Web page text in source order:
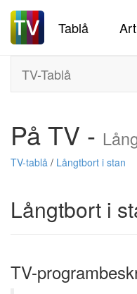
Tablå
TV-Tablå
På TV -
TV-tablå / Långtbort i stan
Långtbort i
TV-